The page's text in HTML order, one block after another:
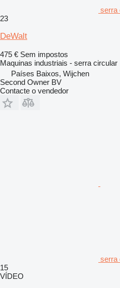
serra
23
DeWalt
475 € Sem impostos
Maquinas industriais - serra circular
Países Baixos, Wijchen
Second Owner BV
Contacte o vendedor
serra
15
VÍDEO